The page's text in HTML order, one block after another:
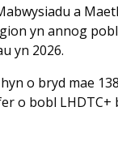
a
yn annog
yn 2026.
o bryd mae
o bobl